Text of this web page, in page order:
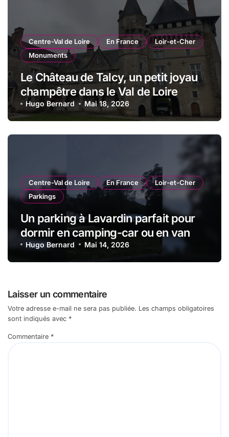
Centre-Val de Loire En France
Loir-et-Cher
Monuments
Le Château de Talcy, un petit joyau
champêtre dans le Val de Loire
Hugo Bernard Mai 18, 2026
Centre-Val de Loire En France
Loir-et-Cher
Parkings
Un parking à Lavardin parfait pour
dormir en camping-car ou en van
Hugo Bernard Mai 14, 2026
Laisser un commentaire
Votre adresse e-mail ne sera pas publiée. Les champs obligatoires
sont indiqués avec *
Commentaire *